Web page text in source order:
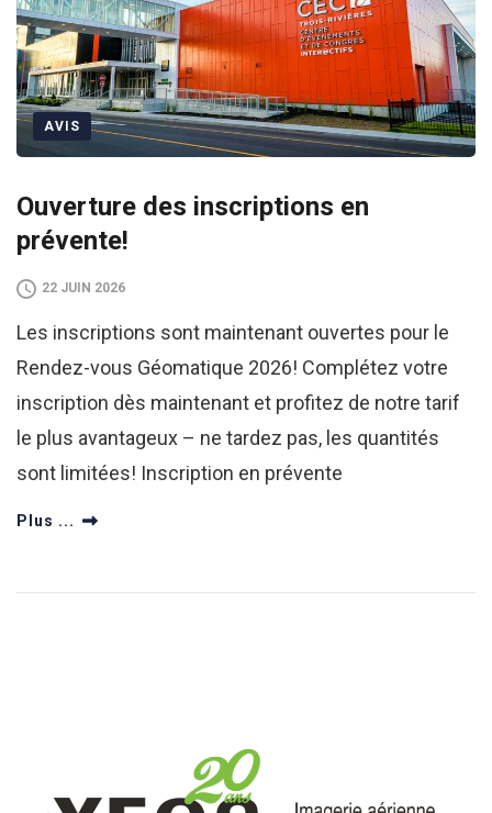
AVIS
Ouverture des inscriptions en
prévente!
22 JUIN 2026
Les inscriptions sont maintenant ouvertes pour le
Rendez-vous Géomatique 2026! Complétez votre
inscription dès maintenant et profitez de notre tarif
le plus avantageux – ne tardez pas, les quantités
sont limitées! Inscription en prévente
Plus ...